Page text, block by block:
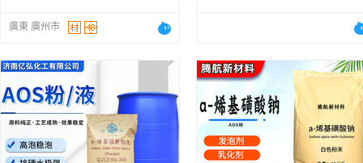
廣東 廣州市